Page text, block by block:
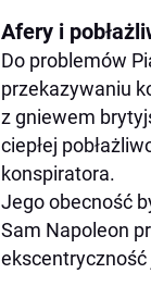
Afery i
Do problemów
przekazywaniu
z gniewem
ciepłej
konspiratora.
Jego obecność
Sam Napoleon